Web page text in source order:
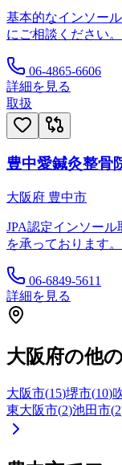
基本的なインソー
にご相談ください。
06-4865-6606
詳細を見る
取扱
豊中愛鍼灸整骨
大阪府 豊中市
JPA認定インソー
を承っております。
06-6849-5611
詳細を見る
大阪府の他
大阪市(15)堺市(10)
東大阪市(2)池田市(2